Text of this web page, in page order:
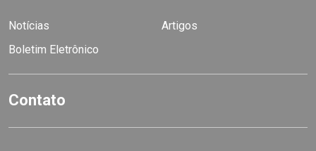
Notícias
Artigos
Boletim Eletrônico
Contato